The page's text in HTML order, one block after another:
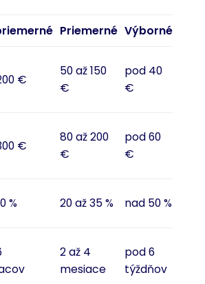
Priemerné Výborné
€
50 až 150
€
pod 40
€
€
80 až 200
€
pod 60
€
% 20 až 35 % nad 50 %
2 až 4
mesiace
pod 6
týždňov